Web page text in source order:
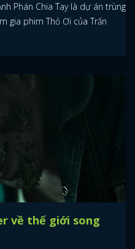
Phán Chia Tay là dự án trùng
gia phim Thỏ Ơi của Trấn
về thế giới song